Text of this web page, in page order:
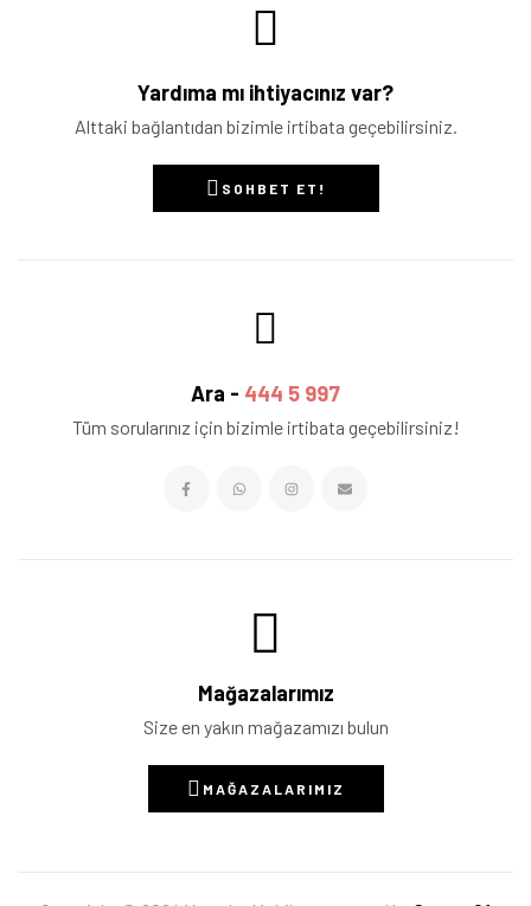
Yardıma mı ihtiyacınız var?
Alttaki bağlantıdan bizimle irtibata geçebilirsiniz.
SOHBET ET!
Ara - 444 5 997
Tüm sorularınız için bizimle irtibata geçebilirsiniz!
Mağazalarımız
Size en yakın mağazamızı bulun
MAĞAZALARIMIZ